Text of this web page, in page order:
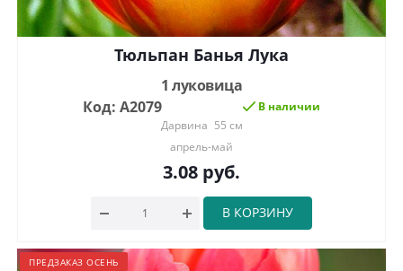
Тюльпан Банья Лука
1 луковица
Код: А2079
В наличии
Дарвина 55 см
апрель-май
3.08 руб.
В КОРЗИНУ
ПРЕДЗАКАЗ ОСЕНЬ